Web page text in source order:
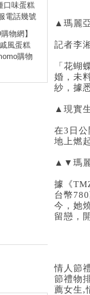
▲瑪麗
記者李
「花蝴
婚，未
紗，據
▲現實
在3日
地上燃
▲▼瑪麗
據《
台幣
今，她
留戀，
情人節
節禮物
薦女生,
口味蛋糕
電話幾號
物網】
風蛋糕
購物